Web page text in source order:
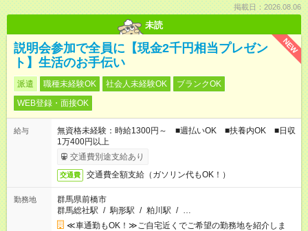
掲載日：2026.08.06
未読
NEW
説明会参加で全員に【現金2千円相当プレゼン
ト】生活のお手伝い
派遣 職種未経験OK 社会人未経験OK
ブランクOK
WEB登録・面接OK
給与
無資格未経験：時給1300円～ ■週払いOK ■扶養内OK ■日収
1万400円以上
交通費別途支給あり
交通費 交通費全額支給（ガソリン代もOK！）
勤務地
群馬県前橋市
群馬総社駅 / 駒形駅 / 粕川駅 / …
≪車通勤もOK！≫ご自宅近くでご希望の勤務地を紹介しま